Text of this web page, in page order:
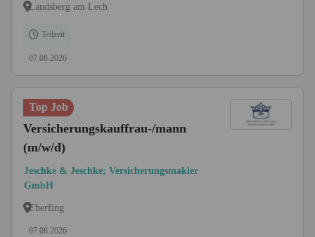
Landsberg am Lech
Teilzeit
07.08.2026
Top Job
Versicherungskauffrau-/mann
(m/w/d)
Jeschke & Jeschke; Versicherungsmakler
GmbH
Eberfing
07.08.2026